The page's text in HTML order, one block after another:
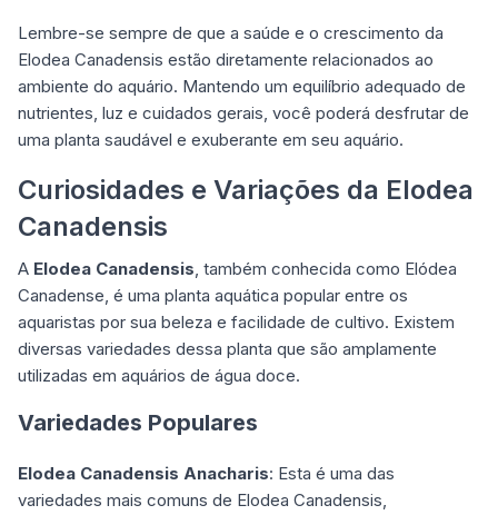
Lembre-se sempre de que a saúde e o crescimento da
Elodea Canadensis estão diretamente relacionados ao
ambiente do aquário. Mantendo um equilíbrio adequado de
nutrientes, luz e cuidados gerais, você poderá desfrutar de
uma planta saudável e exuberante em seu aquário.
Curiosidades e Variações da Elodea
Canadensis
A Elodea Canadensis, também conhecida como Elódea
Canadense, é uma planta aquática popular entre os
aquaristas por sua beleza e facilidade de cultivo. Existem
diversas variedades dessa planta que são amplamente
utilizadas em aquários de água doce.
Variedades Populares
Elodea Canadensis Anacharis: Esta é uma das
variedades mais comuns de Elodea Canadensis,